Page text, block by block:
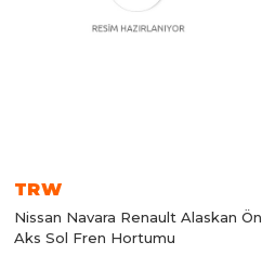
TRW
Nissan Navara Renault Alaskan Ön
Aks Sol Fren Hortumu